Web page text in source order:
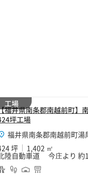
福井県南条郡南越前町】
坪工場
福井県南条郡南越前町
坪
1,402 ㎡
陸自動車道 今庄より 約
工場